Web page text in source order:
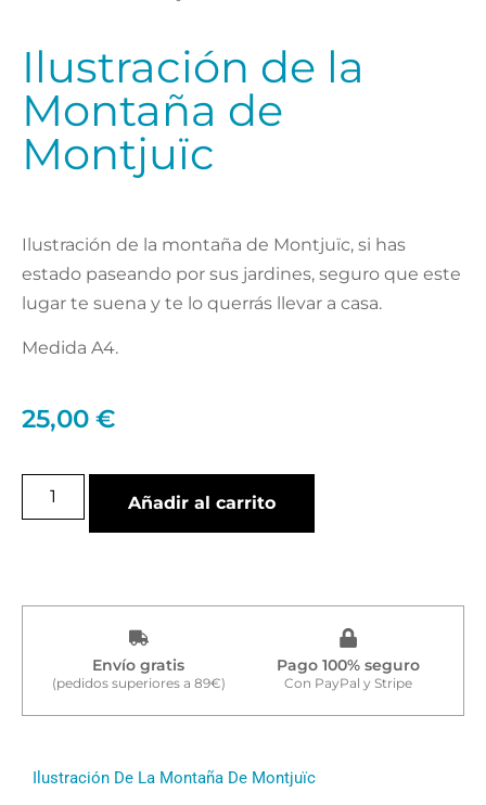
Ilustración de la
Montaña de
Montjuïc
Ilustración de la montaña de Montjuïc, si has
estado paseando por sus jardines, seguro que este
lugar te suena y te lo querrás llevar a casa.
Medida A4.
25,00 €
Añadir al carrito
Envío gratis
(pedidos superiores a 89€)
Pago 100% seguro
Con PayPal y Stripe
Ilustración De La Montaña De Montjuïc